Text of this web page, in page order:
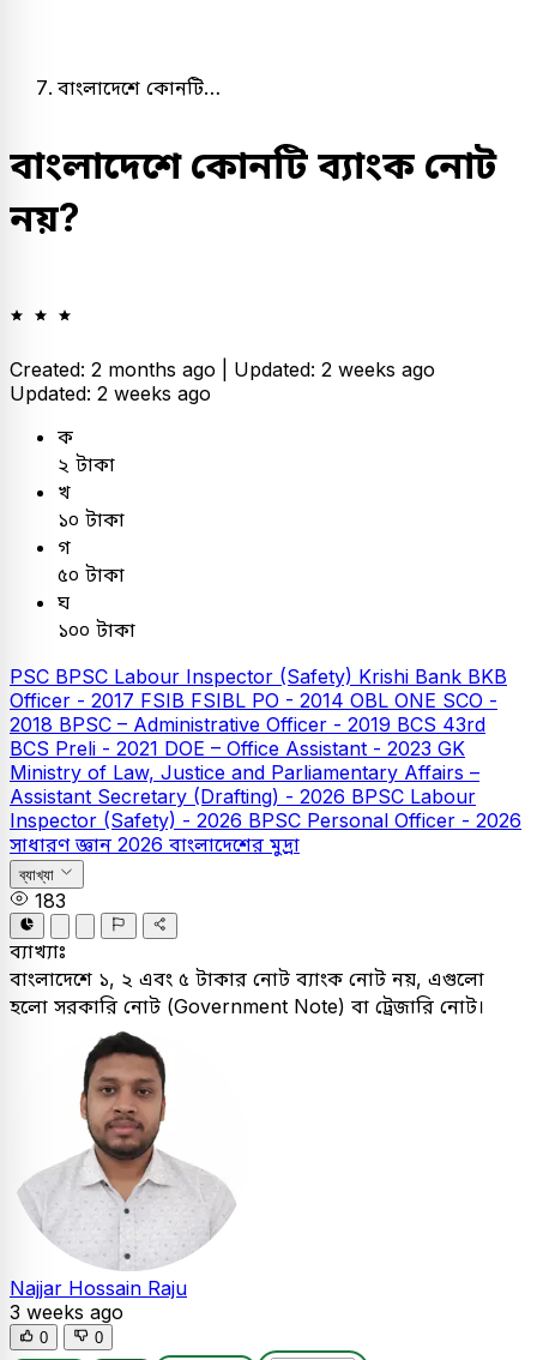
বাংলাদেশে কোনটি…
বাংলাদেশে কোনটি ব্যাংক নোট
নয়?
Created: 2 months ago | Updated: 2 weeks ago
Updated: 2 weeks ago
ক
২ টাকা
খ
১০ টাকা
গ
৫০ টাকা
ঘ
১০০ টাকা
PSC BPSC Labour Inspector (Safety) Krishi Bank BKB
Officer - 2017 FSIB FSIBL PO - 2014 OBL ONE SCO -
2018 BPSC – Administrative Officer - 2019 BCS 43rd
BCS Preli - 2021 DOE – Office Assistant - 2023 GK
Ministry of Law, Justice and Parliamentary Affairs –
Assistant Secretary (Drafting) - 2026 BPSC Labour
Inspector (Safety) - 2026 BPSC Personal Officer - 2026
সাধারণ জ্ঞান 2026 বাংলাদেশের মুদ্রা
ব্যাখ্যা
183
ব্যাখ্যাঃ
বাংলাদেশে ১, ২ এবং ৫ টাকার নোট ব্যাংক নোট নয়, এগুলো
হলো সরকারি নোট (Government Note) বা ট্রেজারি নোট।
Najjar Hossain Raju
3 weeks ago
0 0